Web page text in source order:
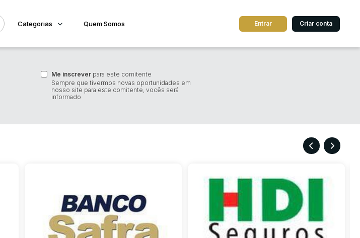
R$ até R$
Pesquisar
Categorias Quem Somos
Eventos
Fale Conosco
Entrar Criar conta
Me inscrever para este comitente
Sempre que tivermos novas oportunidades em
nosso site para este comitente, vocês será
informado